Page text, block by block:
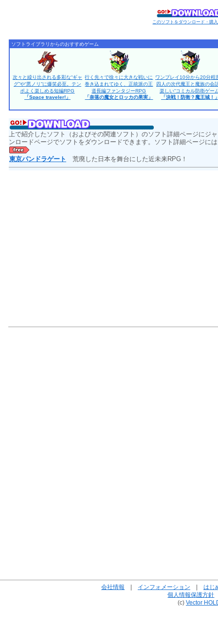
このソフトをダウンロード・購
ソフトライブラリからのおすすめゲーム
次々と繰り出される多彩な“ギャ
グ”や“悪ノリ”に爆笑必至。テン
ポよく楽しめる短編RPG
「Space traveler!」
行く先々で徐々に大きな戦いに
巻き込まれてゆく、正統派の王
道長編ファンタジーRPG
「奈落の魔女とロッカの果実」
ワンプレイ10分から20分程
四人の次代魔王と魔族の会
楽しい“コミカル防衛ゲー
「決戦！防衛？魔王城！
上で紹介したソフト（およびその関連ソフト）のソフト詳細ページにジ
ンロードページでソフトをダウンロードできます。ソフト詳細ページに
東京パンドラゲート 荒廃した日本を舞台にした近未来RPG！
会社情報 インフォメーション
はじ
個人情報保護方針
(c) Vector